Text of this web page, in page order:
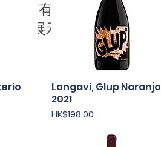
在沒有任何商品
可以展示。
快速瀏覽
Longavi, Glup Naranjo
2021
價格
HK$198.00